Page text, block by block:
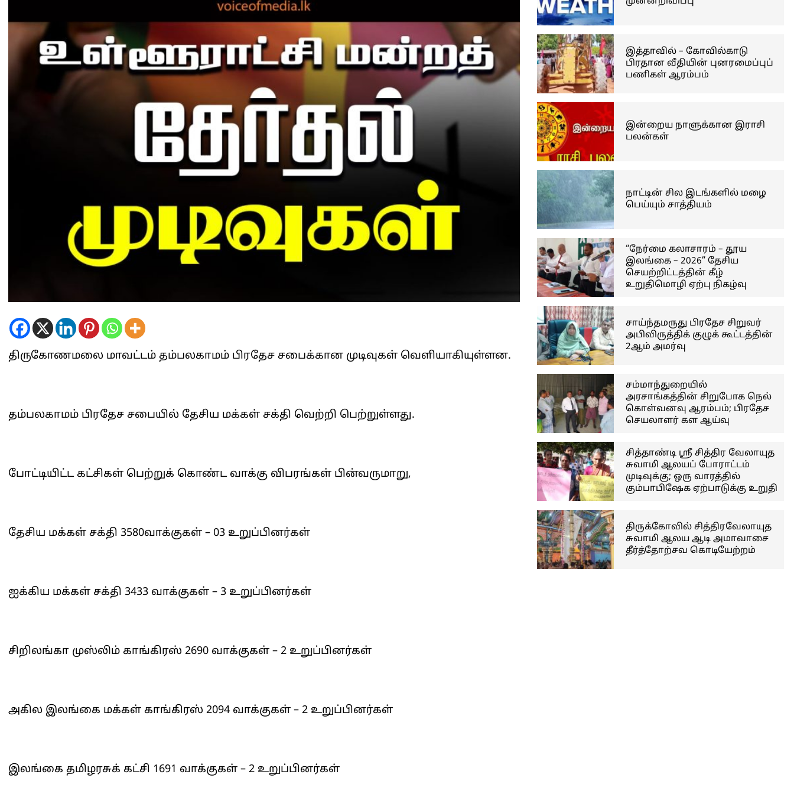
திருகோணமலை மாவட்டம் தம்பலகாமம் பிரதேச சபைக்கான முடிவுகள் வெளியாகியுள்ளன.
தம்பலகாமம் பிரதேச சபையில் தேசிய மக்கள் சக்தி வெற்றி பெற்றுள்ளது.
போட்டியிட்ட கட்சிகள் பெற்றுக் கொண்ட வாக்கு விபரங்கள் பின்வருமாறு,
தேசிய மக்கள் சக்தி 3580வாக்குகள் – 03 உறுப்பினர்கள்
ஐக்கிய மக்கள் சக்தி 3433 வாக்குகள் – 3 உறுப்பினர்கள்
சிறிலங்கா முஸ்லிம் காங்கிரஸ் 2690 வாக்குகள் – 2 உறுப்பினர்கள்
அகில இலங்கை மக்கள் காங்கிரஸ் 2094 வாக்குகள் – 2 உறுப்பினர்கள்
இலங்கை தமிழரசுக் கட்சி 1691 வாக்குகள் – 2 உறுப்பினர்கள்
இத்தாவில் – கோவில்காடு
பிரதான வீதியின் புனரமைப்புப்
பணிகள் ஆரம்பம்
இன்றைய நாளுக்கான இராசி
பலன்கள்
நாட்டின் சில இடங்களில் மழை
பெய்யும் சாத்தியம்
“நேர்மை கலாசாரம் – தூய
இலங்கை – 2026” தேசிய
செயற்றிட்டத்தின் கீழ்
உறுதிமொழி ஏற்பு நிகழ்வு
சாய்ந்தமருது பிரதேச சிறுவர்
அபிவிருத்திக் குழுக் கூட்டத்தின்
2ஆம் அமர்வு
சம்மாந்துறையில்
அரசாங்கத்தின் சிறுபோக நெல்
கொள்வனவு ஆரம்பம்; பிரதேச
செயலாளர் கள ஆய்வு
சித்தாண்டி ஸ்ரீ சித்திர வேலாயுத
சுவாமி ஆலயப் போராட்டம்
முடிவுக்கு; ஒரு வாரத்தில்
கும்பாபிஷேக ஏற்பாடுக்கு உறுதி
திருக்கோவில் சித்திரவேலாயுத
சுவாமி ஆலய ஆடி அமாவாசை
தீர்த்தோற்சவ கொடியேற்றம்